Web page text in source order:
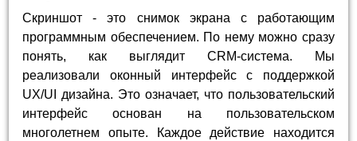
Скриншот - это снимок экрана с работающим
программным обеспечением. По нему можно сразу
понять, как выглядит CRM-система. Мы
реализовали оконный интерфейс с поддержкой
UX/UI дизайна. Это означает, что пользовательский
интерфейс основан на пользовательском
многолетнем опыте. Каждое действие находится